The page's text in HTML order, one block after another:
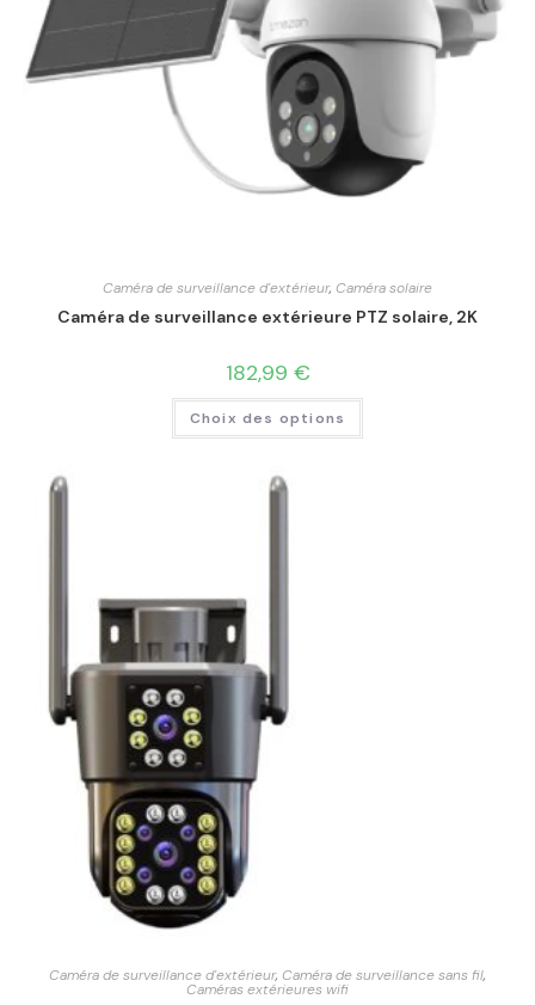
Caméra de surveillance d'extérieur, Caméra solaire
Caméra de surveillance extérieure PTZ solaire, 2K
182,99 €
Choix des options
Caméra de surveillance d'extérieur, Caméra de surveillance sans fil,
Caméras extérieures wifi